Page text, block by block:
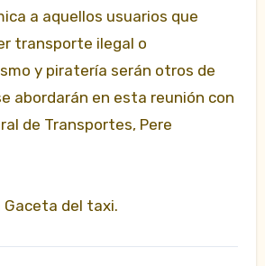
a aquellos usuarios que
transporte ilegal o
y piratería serán otros de
abordarán en esta reunión con
de Transportes, Pere
Gaceta del taxi.